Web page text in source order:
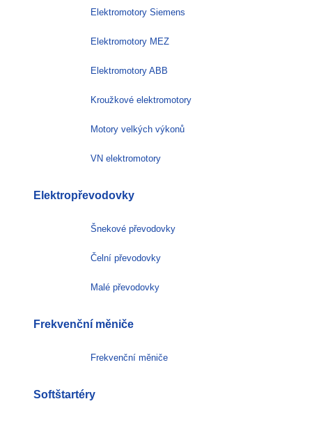
Elektromotory Siemens
Elektromotory MEZ
Elektromotory ABB
Kroužkové elektromotory
Motory velkých výkonů
VN elektromotory
Elektropřevodovky
Šnekové převodovky
Čelní převodovky
Malé převodovky
Frekvenční měniče
Frekvenční měniče
Softštartéry